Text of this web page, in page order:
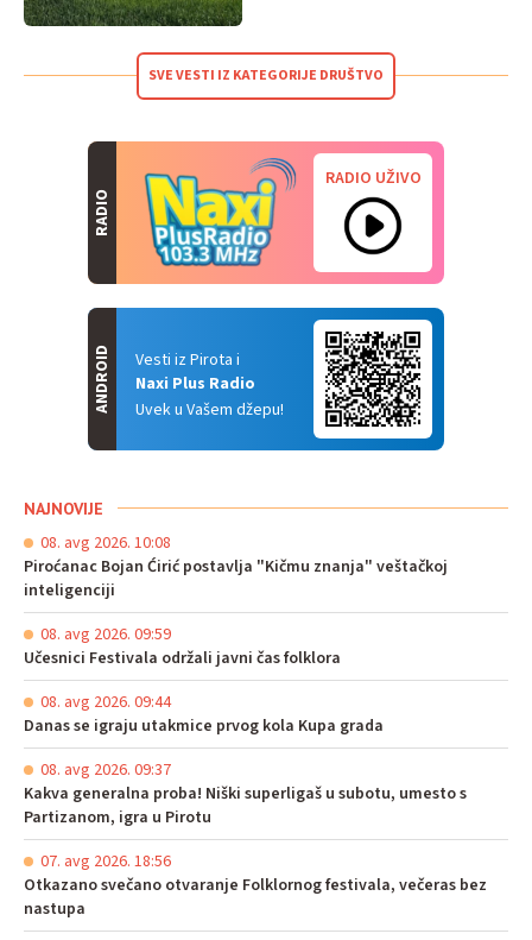
SVE VESTI IZ KATEGORIJE DRUŠTVO
RADIO
RADIO UŽIVO
Vesti iz Pirota i
Naxi Plus Radio
Uvek u Vašem džepu!
ANDROID
NAJNOVIJE
08. avg 2026. 10:08
Piroćanac Bojan Ćirić postavlja "Kičmu znanja" veštačkoj
inteligenciji
08. avg 2026. 09:59
Učesnici Festivala održali javni čas folklora
08. avg 2026. 09:44
Danas se igraju utakmice prvog kola Kupa grada
08. avg 2026. 09:37
Kakva generalna proba! Niški superligaš u subotu, umesto s
Partizanom, igra u Pirotu
07. avg 2026. 18:56
Otkazano svečano otvaranje Folklornog festivala, večeras bez
nastupa